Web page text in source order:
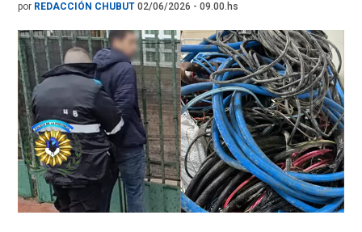
por REDACCIÓN CHUBUT 02/06/2026 - 09.00.hs